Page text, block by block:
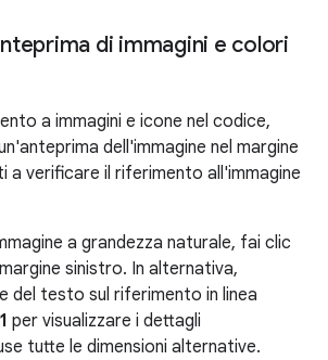
di immagini e colori
a immagini e icone nel codice,
dell'immagine nel margine
a verificare il riferimento all'immagine
a grandezza naturale, fai clic
sinistro. In alternativa,
del testo sul riferimento in linea
per visualizzare i dettagli
tutte le dimensioni alternative.